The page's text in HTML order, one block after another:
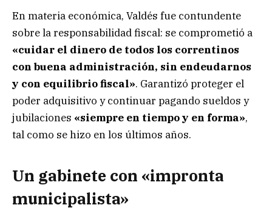
En materia económica, Valdés fue contundente
sobre la responsabilidad fiscal: se comprometió a
«cuidar el dinero de todos los correntinos
con buena administración, sin endeudarnos
y con equilibrio fiscal». Garantizó proteger el
poder adquisitivo y continuar pagando sueldos y
jubilaciones «siempre en tiempo y en forma»,
tal como se hizo en los últimos años.
Un gabinete con «impronta
municipalista»